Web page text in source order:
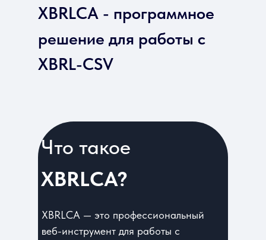
XBRLCA - программное
решение для работы с
XBRL-CSV
Что такое
XBRLCA?
XBRLCA — это профессиональный
веб-инструмент для работы с